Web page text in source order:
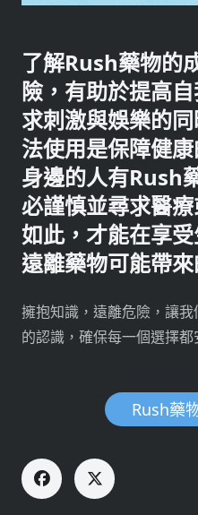
了解Rush藥物的
險，有助於提高
求刺激與娛樂的
法使用是保障健
身邊的人有Rush
必謹慎並尋求醫
如此，才能在享
遠離藥物可能帶來
擁抱知識，遠離危險，讓
的認識，確保每一個選擇都
Rush藥